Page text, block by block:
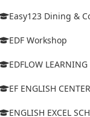
Easy123 Dining &
EDF Workshop
EDFLOW
EF ENGLISH
ENGLISH EXCEL